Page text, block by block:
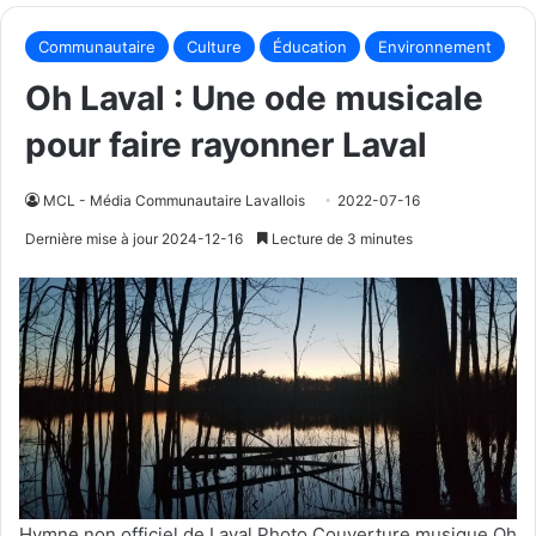
Communautaire Culture Éducation Environnement
Oh Laval : Une ode musicale
pour faire rayonner Laval
MCL - Média Communautaire Lavallois 2022-07-16
Dernière mise à jour 2024-12-16 Lecture de 3 minutes